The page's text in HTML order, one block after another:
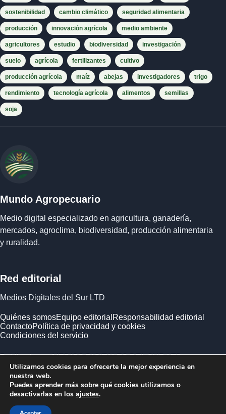
sostenibilidad cambio climático seguridad alimentaria
producción innovación agrícola medio ambiente
agricultores estudio biodiversidad investigación
suelo agrícola fertilizantes cultivo
producción agrícola maíz abejas investigadores trigo
rendimiento tecnología agrícola alimentos semillas
soja
Mundo Agropecuario
Medio digital especializado en agricultura, ganadería,
mercados, agroclima, biodiversidad, producción alimentaria
y ruralidad.
Red editorial
Medios Digitales del Sur LTD
Quiénes somosEquipo editorial Responsabilidad editorial
ContactoPolítica de privacidad y cookies
Condiciones del servicio
Publicado por MEDIOS DIGITALES DEL SUR LTD ·
Empresa registrada en Inglaterra y Gales.
Utilizamos cookies para ofrecerte la mejor experiencia en
nuestra web.
Puedes aprender más sobre qué cookies utilizamos o
desactivarlas en los ajustes.